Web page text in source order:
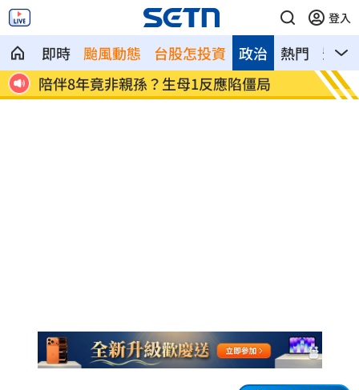
登入
即時 颱風動態 台股怎投資 熱門 影音
政治
第一桶金5百萬 不靠爸他授30歲達標秘
訣
鬼門